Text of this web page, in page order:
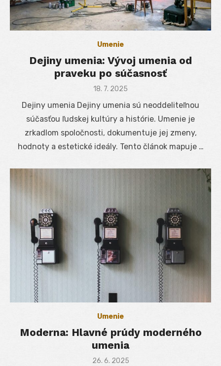
Umenie
Dejiny umenia: Vývoj umenia od
praveku po súčasnosť
Posted
18. 7. 2025
Dejiny umenia Dejiny umenia sú neoddeliteľnou
súčasťou ľudskej kultúry a histórie. Umenie je
zrkadlom spoločnosti, dokumentuje jej zmeny,
hodnoty a estetické ideály. Tento článok mapuje …
Umenie
Moderna: Hlavné prúdy moderného
umenia
Posted
26. 6. 2025